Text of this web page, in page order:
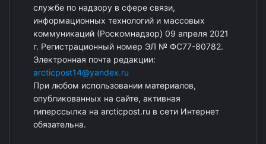
службе по надзору в сфере связи,
информационных технологий и массовых
коммуникаций (Роскомнадзор) 09 апреля 2021
г. Регистрационный номер ЭЛ № ФС77-80782.
Электронная почта редакции:
arcticpost14@yandex.ru
При любом использовании материалов,
опубликованных на сайте, активная
гиперссылка на arcticpost.ru в сети Интернет
обязательна.